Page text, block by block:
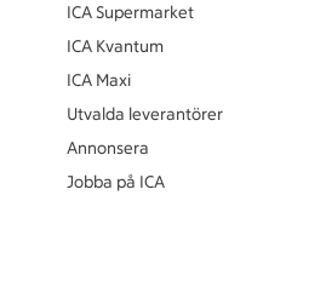
ICA Supermarket
ICA Kvantum
ICA Maxi
Utvalda leverantörer
Annonsera
Jobba på ICA